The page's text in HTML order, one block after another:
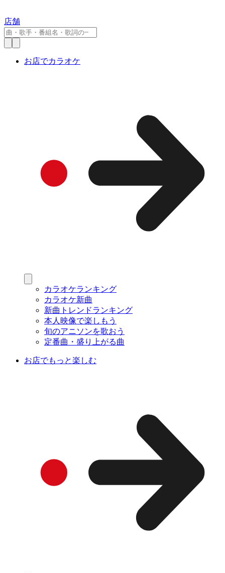
店舗
お店でカラオケ
カラオケランキング
カラオケ新曲
新曲トレンドランキング
本人映像で楽しもう
旬のアニソンを歌おう
定番曲・盛り上がる曲
お店でもっと楽しむ